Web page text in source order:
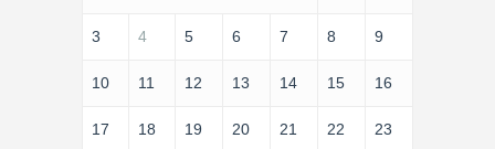
3 4 5 6 7 8 9
10 11 12 13 14 15 16
17 18 19 20 21 22 23